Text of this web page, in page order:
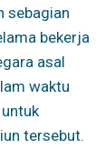
sebagian
bekerja
asal
waktu
tersebut.